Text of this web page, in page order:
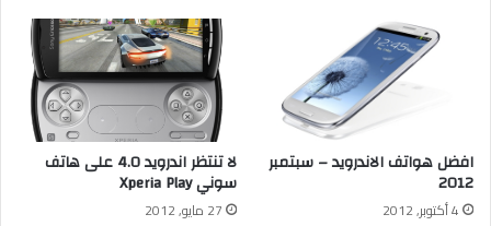
افضل هواتف الاندرويد – سبتمبر
2012
4 أكتوبر, 2012
لا تنتظر اندرويد 4.0 على هاتف
سوني Xperia Play
27 مايو, 2012